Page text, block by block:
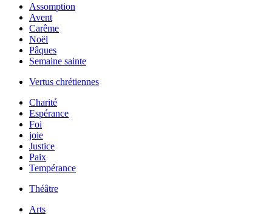
Assomption
Avent
Carême
Noël
Pâques
Semaine sainte
Vertus chrétiennes
Charité
Espérance
Foi
joie
Justice
Paix
Tempérance
Théâtre
Arts